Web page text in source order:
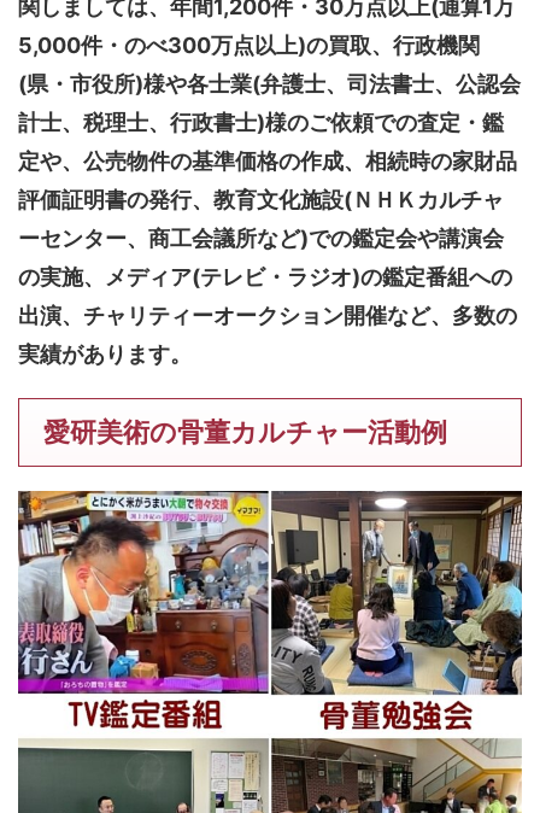
関しましては、 年間1,200件・30万点以上(通算1万
5,000件・のべ300万点以上)の買取、行政機関
(県・市役所)様や各士業(弁護士、司法書士、公認会
計士、税理士、行政書士)様のご依頼での査定・鑑
定や、公売物件の基準価格の作成、相続時の家財品
評価証明書の発行、教育文化施設(ＮＨＫカルチャ
ーセンター、商工会議所など)での鑑定会や講演会
の実施、メディア(テレビ・ラジオ)の鑑定番組への
出演、チャリティーオークション開催など、多数の
実績があります。
愛研美術の骨董カルチャー活動例